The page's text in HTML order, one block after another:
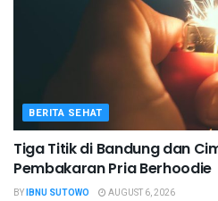
BERITA SEHAT
Tiga Titik di Bandung dan
Pembakaran Pria Berhoodie
BYIBNU SUTOWO AUGUST 6, 2026